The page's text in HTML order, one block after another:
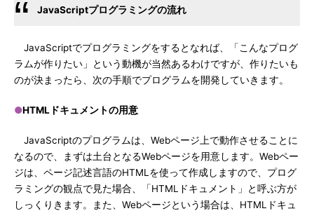
JavaScriptプログラミングの流れ
JavaScriptでプログラミングをするとなれば、「こんなプログ
ラムが作りたい」という動機が当然あるわけですが、作りたいも
のが決まったら、次の手順でプログラムを開発していきます。
●HTMLドキュメントの用意
JavaScriptのプログラムは、Webページ上で動作させることに
なるので、まずは土台となるWebページを用意します。Webペー
ジは、ページ記述言語のHTMLを使って作成しますので、プログ
ラミングの観点で見た場合、「HTMLドキュメント」と呼ぶ方が
しっくりきます。また、Webページという場合は、HTMLドキュ